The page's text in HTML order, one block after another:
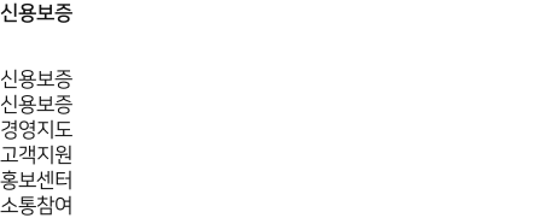
신용보증
신용보증
신용보증
경영지도
고객지원
홍보센터
소통참여